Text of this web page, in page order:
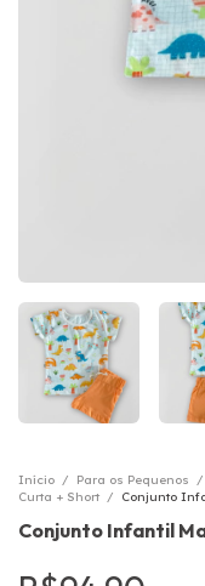
Início / Para os Pequenos /
Curta + Short / Conjunto
Conjunto Infantil